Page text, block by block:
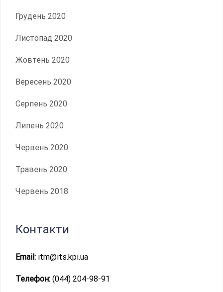
Грудень 2020
Листопад 2020
Жовтень 2020
Вересень 2020
Серпень 2020
Липень 2020
Червень 2020
Травень 2020
Червень 2018
Контакти
Email: itm@its.kpi.ua
Телефон: (044) 204-98-91